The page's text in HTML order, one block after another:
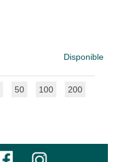
Disponible
50 100 200